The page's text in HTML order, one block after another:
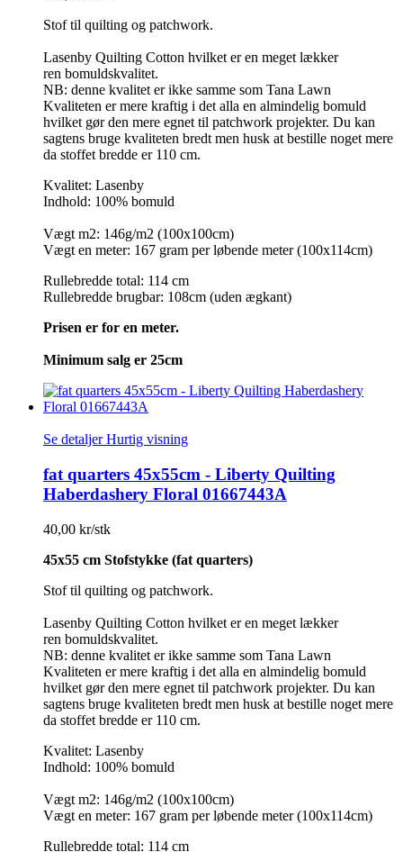
Stof til quilting og patchwork.
Lasenby Quilting Cotton hvilket er en meget lækker
ren bomuldskvalitet.
NB: denne kvalitet er ikke samme som Tana Lawn
Kvaliteten er mere kraftig i det alla en almindelig bomuld
hvilket gør den mere egnet til patchwork projekter. Du kan
sagtens bruge kvaliteten bredt men husk at bestille noget mere
da stoffet bredde er 110 cm.
Kvalitet: Lasenby
Indhold: 100% bomuld
Vægt m2: 146g/m2 (100x100cm)
Vægt en meter: 167 gram per løbende meter (100x114cm)
Rullebredde total: 114 cm
Rullebredde brugbar: 108cm (uden ægkant)
Prisen er for en meter.
Minimum salg er 25cm
Se detaljerHurtig visning
fat quarters 45x55cm - Liberty Quilting
Haberdashery Floral 01667443A
40,00 kr/stk
45x55 cm Stofstykke (fat quarters)
Stof til quilting og patchwork.
Lasenby Quilting Cotton hvilket er en meget lækker
ren bomuldskvalitet.
NB: denne kvalitet er ikke samme som Tana Lawn
Kvaliteten er mere kraftig i det alla en almindelig bomuld
hvilket gør den mere egnet til patchwork projekter. Du kan
sagtens bruge kvaliteten bredt men husk at bestille noget mere
da stoffet bredde er 110 cm.
Kvalitet: Lasenby
Indhold: 100% bomuld
Vægt m2: 146g/m2 (100x100cm)
Vægt en meter: 167 gram per løbende meter (100x114cm)
Rullebredde total: 114 cm